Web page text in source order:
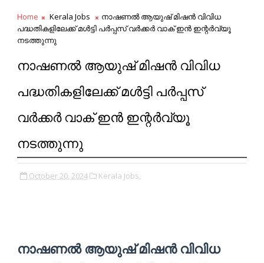
Home Kerala Jobs
നാഷണൽ ആയുഷ് മിഷൻ വിവിധ
പദ്ധതികളിലേക്ക് മൾട്ടി പർപ്പസ് വർക്കർ വാക് ഇൻ ഇന്റർവ്യൂ
നടത്തുന്നു
നാഷണൽ ആയുഷ് മിഷൻ വിവിധ
പദ്ധതികളിലേക്ക് മൾട്ടി പർപ്പസ്
വർക്കർ വാക് ഇൻ ഇന്റർവ്യൂ
നടത്തുന്നു
October 20, 2024 Kerala Jobs,
നാഷണൽ ആയുഷ് മിഷൻ വിവിധ